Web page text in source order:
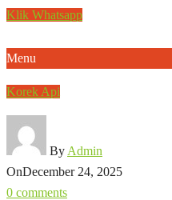
Klik Whatsapp
Menu
Korek Api
By Admin
OnDecember 24, 2025
0 comments